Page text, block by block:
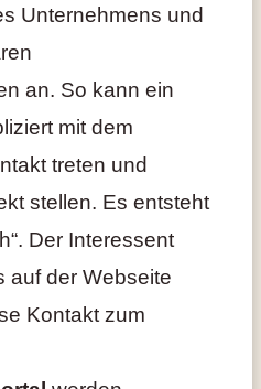
Unternehmens und
an. So kann ein
mit dem
treten und
stellen. Es entsteht
Der Interessent
auf der Webseite
Kontakt zum